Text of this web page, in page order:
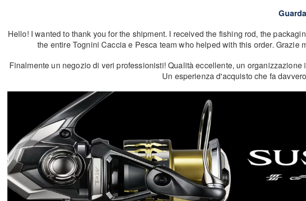
Hello! I wanted to thank you for the shipment. I received the fishing rod, the
the entire Tognini Caccia e Pesca team who helped with this order.
Finalmente un negozio di veri professionisti! Qualità eccellente, un
Un esperienza d'acquisto che fa